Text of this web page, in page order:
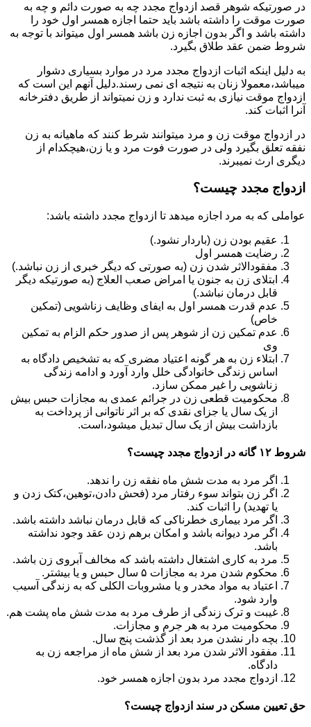
در صورتیکه شوهر قصد ازدواج مجدد چه به صورت دائم و چه به
صورت موقت را داشته باشد باید حتما اجازه همسر اول خود را
داشته باشد و اگر بدون اجازه زن باشد همسر اول میتواند با توجه به
شروط ضمن عقد طلاق بگیرد.
به دلیل اینکه اثبات ازدواج مجدد مرد در موارد بسیاری دشوار
میباشد،معمولا زنان به نتیجه ای نمی رسند.دلیل آنهم این است که
ازدواج موقت نیازی به ثبت ندارد و زن نمیتواند از طریق دفترخانه
آنرا اثبات کند.
در ازدواج موقت زن و مرد میتوانند شرط کنند که ماهیانه به زن
نفقه تعلق بگیرد ولی در صورت فوت مرد و یا زن،هیچکدام از
دیگری ارث نمیبرند.
ازدواج مجدد چیست؟
عواملی که به مرد اجازه میدهد تا ازدواج مجدد داشته باشد:
عقیم بودن زن (باردار نشود.)
رضایت همسر اول
مفقودالاثر شدن زن (به صورتی که دیگر خبری از زن نباشد.)
ابتلای زن به جنون یا امراض صعب العلاج (به صورتیکه دیگر
قابل درمان نباشد.)
عدم قدرت همسر اول به ایفای وظایف زناشویی (تمکین
خاص)
عدم تمکین زن از شوهر پس از صدور حکم الزام به تمکین
وی
ابتلاء زن به هر گونه اعتیاد مضری که به تشخیص دادگاه به
اساس زندگی خانوادگی خلل وارد آورد و ادامه زندگی
زناشویی را غیر ممکن سازد.
محکومیت قطعی زن در جرائم عمدی به مجازات حبس بیش
از یک سال یا جزای نقدی که بر اثر ناتوانی از پرداخت به
بازداشت بیش از یک سال تبدیل می‎شود،است.
شروط ۱۲ گانه در ازدواج مجدد چیست؟
اگر مرد به مدت شش ماه نفقه زن را ندهد.
اگر زن بتواند سوء رفتار مرد (فحش دادن،توهین،کتک زدن و
یا تهدید) را اثبات کند.
اگر مرد بیماری خطرناکی که قابل درمان نباشد داشته باشد.
اگر مرد دیوانه باشد و امکان برهم زدن عقد وجود نداشته
باشد.
مرد به کاری اشتغال داشته باشد که مخالف آبروی زن باشد.
محکوم شدن مرد به مجازات ۵ سال حبس و یا بیشتر.
اعتیاد به مواد مخدر و یا مشروبات الکلی که به زندگی آسیب
وارد شود.
غیبت و ترک زندگی از طرف مرد به مدت شش ماه پشت هم.
محکومیت مرد به هر جرم و مجازات.
بچه دار نشدن مرد بعد از گذشت پنج سال.
مفقود الاثر شدن مرد بعد از شش ماه از مراجعه زن به
دادگاه.
ازدواج مجدد مرد بدون اجازه همسر خود.
حق تعیین مسکن در سند ازدواج چیست؟